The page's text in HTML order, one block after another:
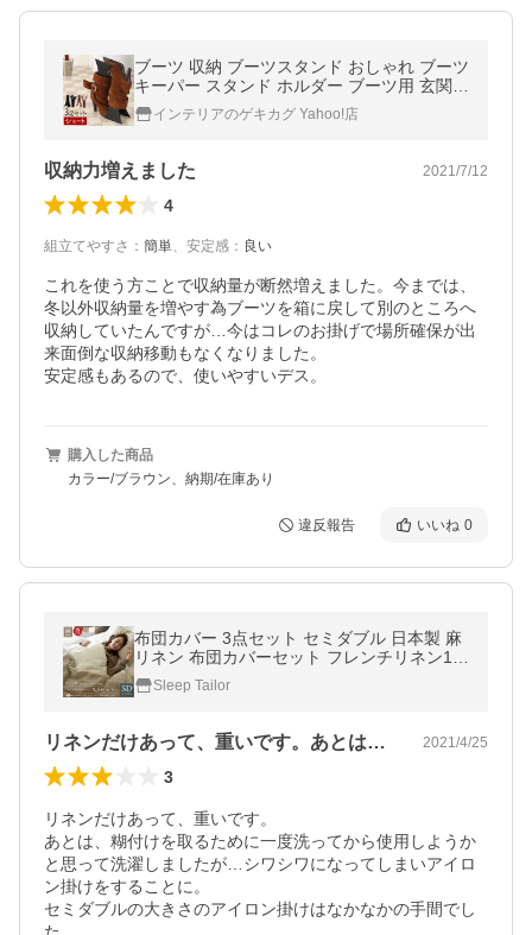
ブーツ 収納 ブーツスタンド おしゃれ ブーツ
キーパー スタンド ホルダー ブーツ用 玄関収
納 整理 日本製 通気設計 ショート 省スペー
ス 靴収納
インテリアのゲキカグ Yahoo!店
収納力増えました 2021/7/12
4
組立てやすさ ： 簡単、 安定感 ： 良い
これを使う方ことで収納量が断然増えました。今までは、
冬以外収納量を増やす為ブーツを箱に戻して別のところへ
収納していたんですが…今はコレのお掛げで場所確保が出
来面倒な収納移動もなくなりました。
安定感もあるので、使いやすいデス。
購入した商品
カラー/ブラウン、納期/在庫あり
違反報告 いいね 0
布団カバー 3点セット セミダブル 日本製 麻
リネン 布団カバーセット フレンチリネン10
0％ リーノ 速乾 通気性 北欧 おしゃれ 夏用
ひんやり 接触冷感
Sleep Tailor
リネンだけあって、重いです。あとは、糊… 2021/4/25
3
リネンだけあって、重いです。
あとは、糊付けを取るために一度洗ってから使用しようか
と思って洗濯しましたが…シワシワになってしまいアイロ
ン掛けをすることに。
セミダブルの大きさのアイロン掛けはなかなかの手間でし